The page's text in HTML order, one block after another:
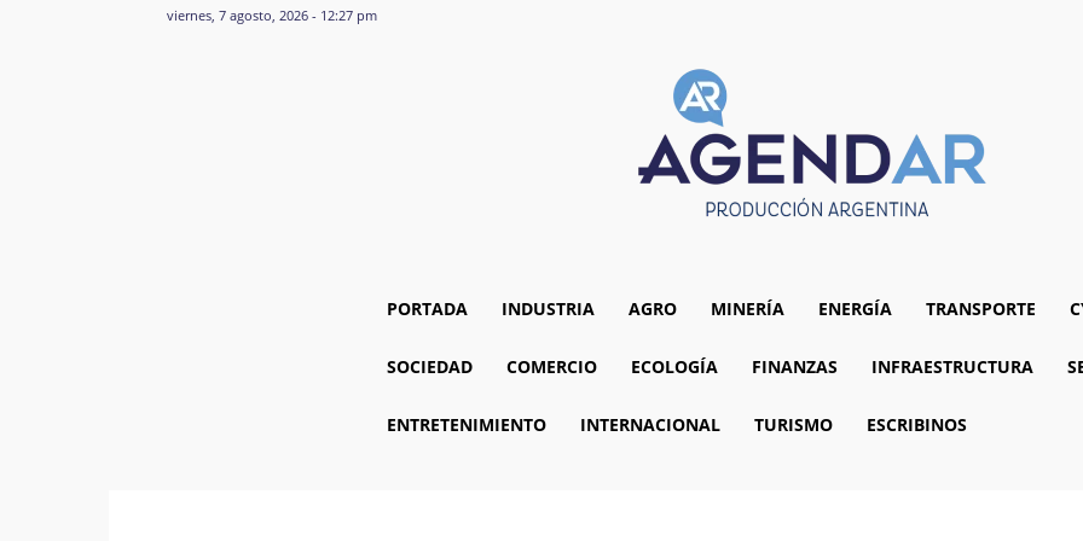
viernes, 7 agosto, 2026 - 12:27 pm
PORTADA INDUSTRIA AGRO MINERÍA ENERGÍA TRANSPORTE
SOCIEDAD COMERCIO ECOLOGÍA FINANZAS INFRAESTRUCTURA
ENTRETENIMIENTO INTERNACIONAL TURISMO ESCRIBINOS